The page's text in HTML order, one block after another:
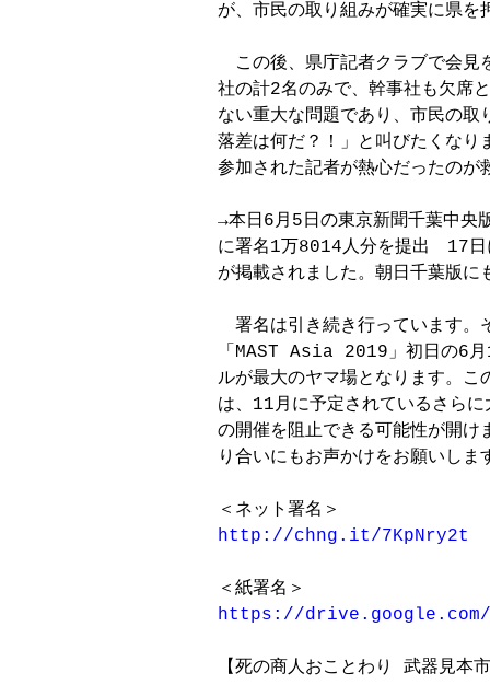
が、市民の取り組みが確実に県を
この後、県庁記者クラブで会見
社の計2名のみで、幹事社も欠席
ない重大な問題であり、市民の
落差は何だ？！」と叫びたくな
参加された記者が熱心だったのが
→本日6月5日の東京新聞千葉中央
に署名1万8014人分を提出　17
が掲載されました。朝日千葉版
署名は引き続き行っています。
「MAST Asia 2019」初日の6
ルが最大のヤマ場となります。こ
は、11月に予定されているさら
の開催を阻止できる可能性が開け
り合いにもお声かけをお願いしま
http://chng.it/7KpNry2t
https://drive.google.com/
【死の商人おことわり 武器見本